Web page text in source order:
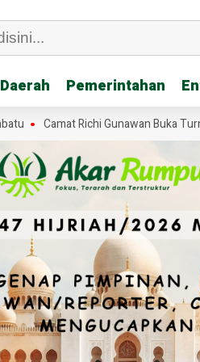
Daerah Pemerintahan
Daerah Pemerintahan
Camat Richi Gunawan Buka